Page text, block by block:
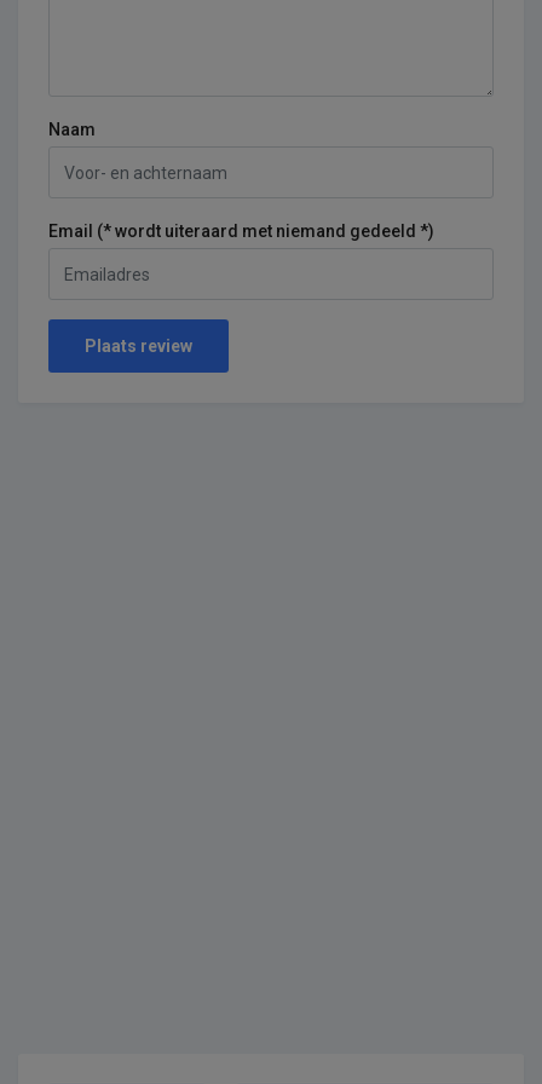
Naam
Email (* wordt uiteraard met niemand gedeeld *)
Plaats review